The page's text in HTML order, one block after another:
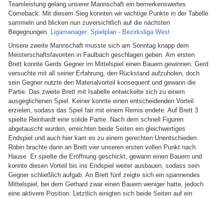
Teamleistung gelang unserer Mannschaft ein bemerkenswertes
Comeback. Mit diesem Sieg konnten wir wichtige Punkte in der Tabelle
sammeln und blicken nun zuversichtlich auf die nächsten
Begegnungen. Ligamanager: Spielplan - Bezirksliga West
Unsere zweite Mannschaft musste sich am Sonntag knapp dem
Meisterschaftsfavoriten in Faulbach geschlagen geben. Am ersten
Brett konnte Gerds Gegner im Mittelspiel einen Bauern gewinnen. Gerd
versuchte mit all seiner Erfahrung, den Rückstand aufzuholen, doch
sein Gegner nutzte den Materialvorteil konsequent und gewann die
Partie. Das zweite Brett mit Isabelle entwickelte sich zu einem
ausgeglichenen Spiel. Keiner konnte einen entscheidenden Vorteil
erzielen, sodass das Spiel fair mit einem Remis endete. Auf Brett 3
spielte Reinhardt eine solide Partie. Nach dem schnell Figuren
abgetauscht wurden, erreichten beide Seiten ein gleichwertiges
Endspiel und auch hier kam es zu einem gerechten Unentschieden.
Robin brachte dann an Brett vier unseren ersten vollen Punkt nach
Hause. Er spielte die Eröffnung geschickt, gewann einen Bauern und
konnte diesen Vorteil bis ins Endspiel weiter ausbauen, sodass sein
Gegner schließlich aufgab. An Brett fünf zeigte sich ein spannendes
Mittelspiel, bei dem Gerhard zwar einen Bauern weniger hatte, jedoch
eine aktivere Position. Letztlich einigten sich beide Seiten auf ein